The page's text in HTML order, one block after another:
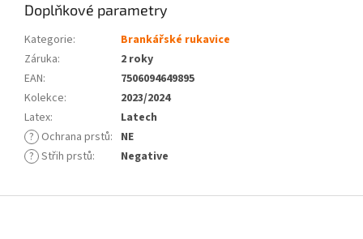
Doplňkové parametry
Kategorie:
Brankářské rukavice
Záruka:
2 roky
EAN:
7506094649895
Kolekce:
2023/2024
Latex:
Latech
? Ochrana prstů: NE
? Střih prstů: Negative